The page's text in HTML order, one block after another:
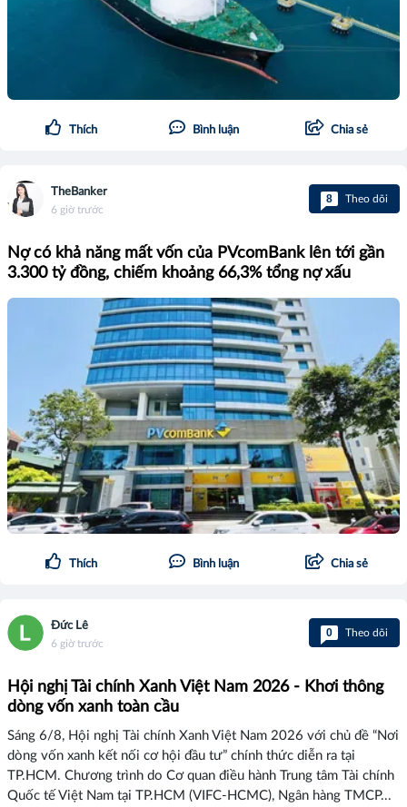
Thích Bình luận Chia sẻ
TheBanker
6 giờ trước
8 Theo dõi
Nợ có khả năng mất vốn của PVcomBank lên tới gần
3.300 tỷ đồng, chiếm khoảng 66,3% tổng nợ xấu
Thích Bình luận Chia sẻ
Đức Lê
6 giờ trước
0 Theo dõi
Hội nghị Tài chính Xanh Việt Nam 2026 - Khơi thông
dòng vốn xanh toàn cầu
Sáng 6/8, Hội nghị Tài chính Xanh Việt Nam 2026 với chủ đề “Nơi
dòng vốn xanh kết nối cơ hội đầu tư” chính thức diễn ra tại
TP.HCM. Chương trình do Cơ quan điều hành Trung tâm Tài chính
Quốc tế Việt Nam tại TP.HCM (VIFC-HCMC), Ngân hàng TMCP...